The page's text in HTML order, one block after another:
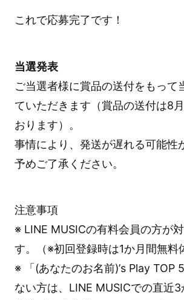
これで応募完了です！
当選発表
ご当選者様に賞品の送付をもって
ていただきます（賞品の送付は8
おります）。
事情により、発送が遅れる可能性
予めご了承ください。
注意事項
※ LINE MUSICの有料会員の方が
す。（※初回登録時は1か月間無料
※ 「(あなたのお名前)’s Play TOP
ない方は、LINE MUSICでの直近3